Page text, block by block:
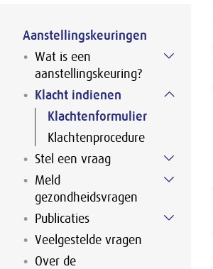
Aanstellingskeuringen
Wat is een
aanstellingskeuring?
Klacht indienen
Klachtenformulier
Klachtenprocedure
Stel een vraag
Meld
gezondheidsvragen
Publicaties
Veelgestelde vragen
Over de